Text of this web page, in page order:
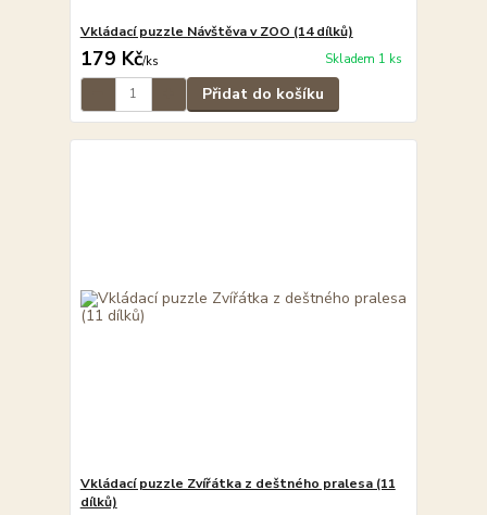
Vkládací puzzle Návštěva v ZOO (14 dílků)
179 Kč/ks Skladem 1 ks
Přidat do košíku
Vkládací puzzle Zvířátka z deštného pralesa (11
dílků)